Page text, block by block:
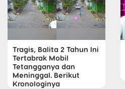
Tragis, Balita 2 Tahun Ini
Tertabrak Mobil
Tetangganya dan
Meninggal. Berikut
Kronologinya